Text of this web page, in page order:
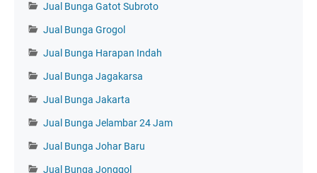
Jual Bunga Gatot Subroto
Jual Bunga Grogol
Jual Bunga Harapan Indah
Jual Bunga Jagakarsa
Jual Bunga Jakarta
Jual Bunga Jelambar 24 Jam
Jual Bunga Johar Baru
Jual Bunga Jonggol